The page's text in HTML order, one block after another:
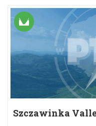
Szczawinka